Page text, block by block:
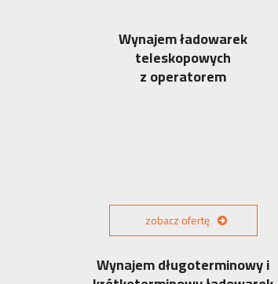
Wynajem ładowarek
teleskopowych
z operatorem
zobacz ofertę
Wynajem długoterminowy i